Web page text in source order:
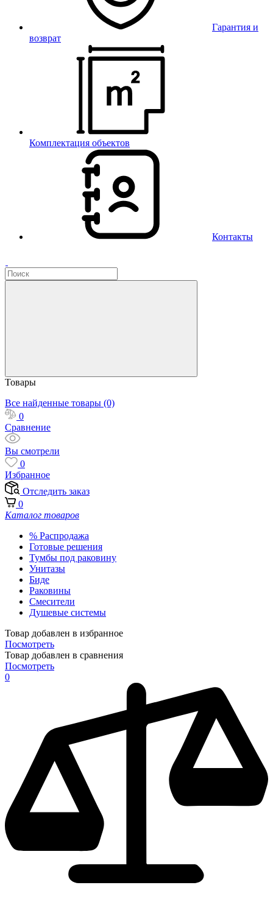
Гарантия и
возврат
Комплектация объектов
Контакты
Товары
Все найденные товары (0)
0
Сравнение
Вы смотрели
0
Избранное
Отследить заказ
0
Каталог товаров
% Распродажа
Готовые решения
Тумбы под раковину
Унитазы
Биде
Раковины
Смесители
Душевые системы
Товар добавлен в избранное
Посмотреть
Товар добавлен в сравнения
Посмотреть
0